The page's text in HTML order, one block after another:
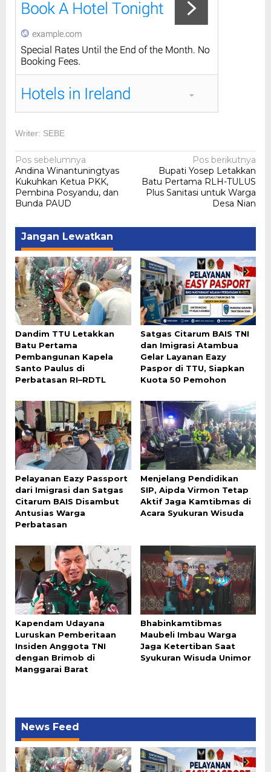
Writer: SEBE
Navigasi
pos
Pos sebelumnya
Andina Winantuningtyas
Kukuhkan Ketua PKK,
Pembina Posyandu, dan
Bunda PAUD
Pos berikutnya
Bupati Yosep Letakkan
Batu Pertama RLH-TULUS
Plus Sanitasi untuk Warga
Desa Nian
Jangan Lewatkan
Dandim TTU Letakkan
Batu Pertama
Pembangunan Kapela
Santo Paulus di
Perbatasan RI–RDTL
Satgas Citarum BAIS TNI
dan Imigrasi Atambua
Gelar Layanan Eazy
Paspor di TTU, Siapkan
Kuota 50 Pemohon
Pelayanan Eazy Passport
dari Imigrasi dan Satgas
Citarum BAIS Disambut
Antusias Warga
Perbatasan
Menjelang Pendidikan
SIP, Aipda Virmon Tetap
Aktif Jaga Kamtibmas di
Acara Syukuran Wisuda
Kapendam Udayana
Luruskan Pemberitaan
Insiden Anggota TNI
dengan Brimob di
Manggarai Barat
Bhabinkamtibmas
Maubeli Imbau Warga
Jaga Ketertiban Saat
Syukuran Wisuda Unimor
News Feed